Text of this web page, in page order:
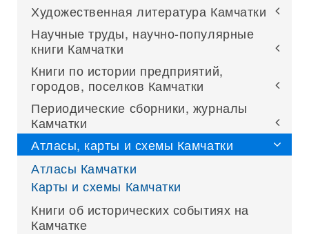
Художественная литература Камчатки
Научные труды, научно-популярные
книги Камчатки
Книги по истории предприятий,
городов, поселков Камчатки
Периодические сборники, журналы
Камчатки
Атласы, карты и схемы Камчатки
Атласы Камчатки
Карты и схемы Камчатки
Книги об исторических событиях на
Камчатке